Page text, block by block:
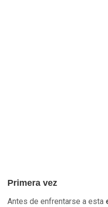
Primera vez
Antes de enfrentarse a esta